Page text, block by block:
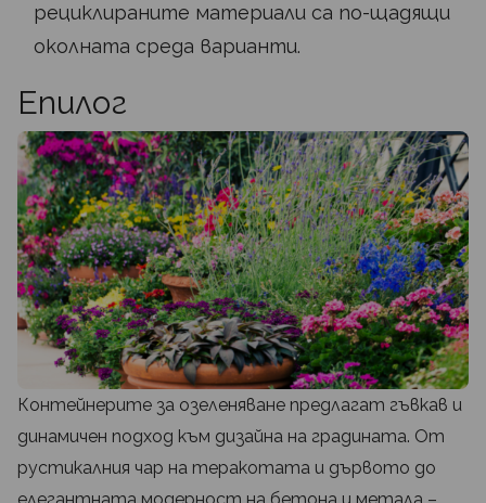
рециклираните материали са по-щадящи
околната среда варианти.
Епилог
Контейнерите за озеленяване предлагат гъвкав и
динамичен подход към дизайна на градината. От
рустикалния чар на теракотата и дървото до